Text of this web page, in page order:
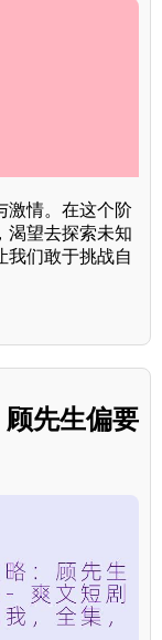
激情。在这个阶
渴望去探索未知
我们敢于挑战自
先生偏要